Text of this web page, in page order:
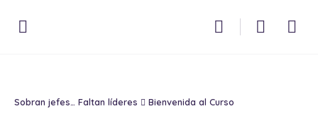
Sobran jefes… Faltan líderes Bienvenida al Curso